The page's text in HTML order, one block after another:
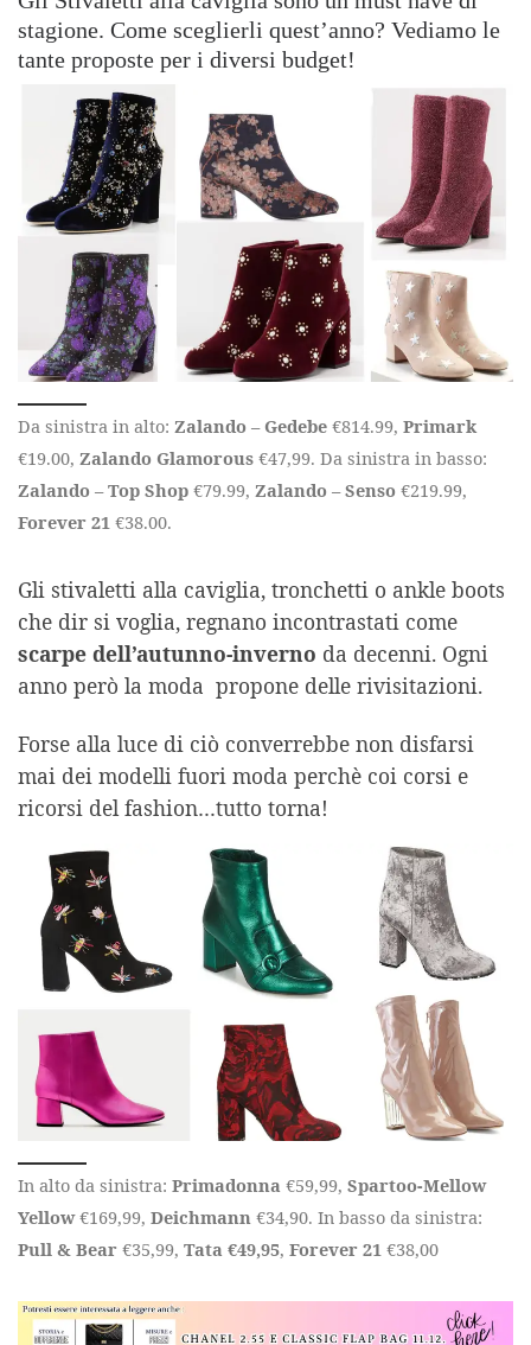
stagione. Come sceglierli quest’anno? Vediamo le
tante proposte per i diversi budget!
Da sinistra in alto: Zalando – Gedebe €814.99, Primark
€19.00, Zalando Glamorous €47,99. Da sinistra in basso:
Zalando – Top Shop €79.99, Zalando – Senso €219.99,
Forever 21 €38.00.
Gli stivaletti alla caviglia, tronchetti o ankle boots
che dir si voglia, regnano incontrastati come
scarpe dell’autunno-inverno da decenni. Ogni
anno però la moda propone delle rivisitazioni.
Forse alla luce di ciò converrebbe non disfarsi
mai dei modelli fuori moda perchè coi corsi e
ricorsi del fashion…tutto torna!
In alto da sinistra: Primadonna €59,99, Spartoo-Mellow
Yellow€169,99, Deichmann €34,90. In basso da sinistra:
Pull & Bear €35,99, Tata €49,95, Forever 21 €38,00